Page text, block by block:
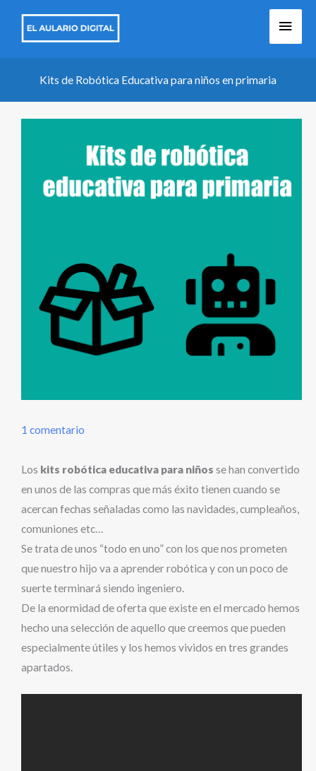
Kits de Robótica Educativa para niños en primaria
1 comentario
Los kits robótica educativa para niños se han convertido
en unos de las compras que más éxito tienen cuando se
acercan fechas señaladas como las navidades, cumpleaños,
comuniones etc…
Se trata de unos “todo en uno” con los que nos prometen
que nuestro hijo va a aprender robótica y con un poco de
suerte terminará siendo ingeniero.
De la enormidad de oferta que existe en el mercado hemos
hecho una selección de aquello que creemos que pueden
especialmente útiles y los hemos vividos en tres grandes
apartados.